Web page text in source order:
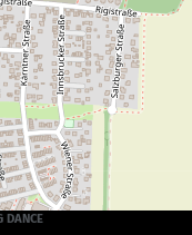
und zur
DANCE